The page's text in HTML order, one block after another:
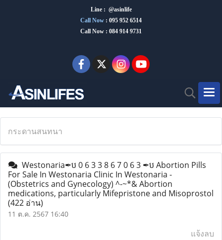
Line : @asinlife
Call Now : 095 952 6514
Call Now : 084 914 9731
กระดานสนทนา
Westonaria✒ប 0 6 3 3 8 6 7 0 6 3 ✒ប Abortion Pills
For Sale In Westonaria Clinic In Westonaria -
(Obstetrics and Gynecology) ^-~*& Abortion
medications, particularly Mifepristone and Misoprostol
(422 อ่าน)
11 ต.ค. 2567 16:40
แจ้งลบ